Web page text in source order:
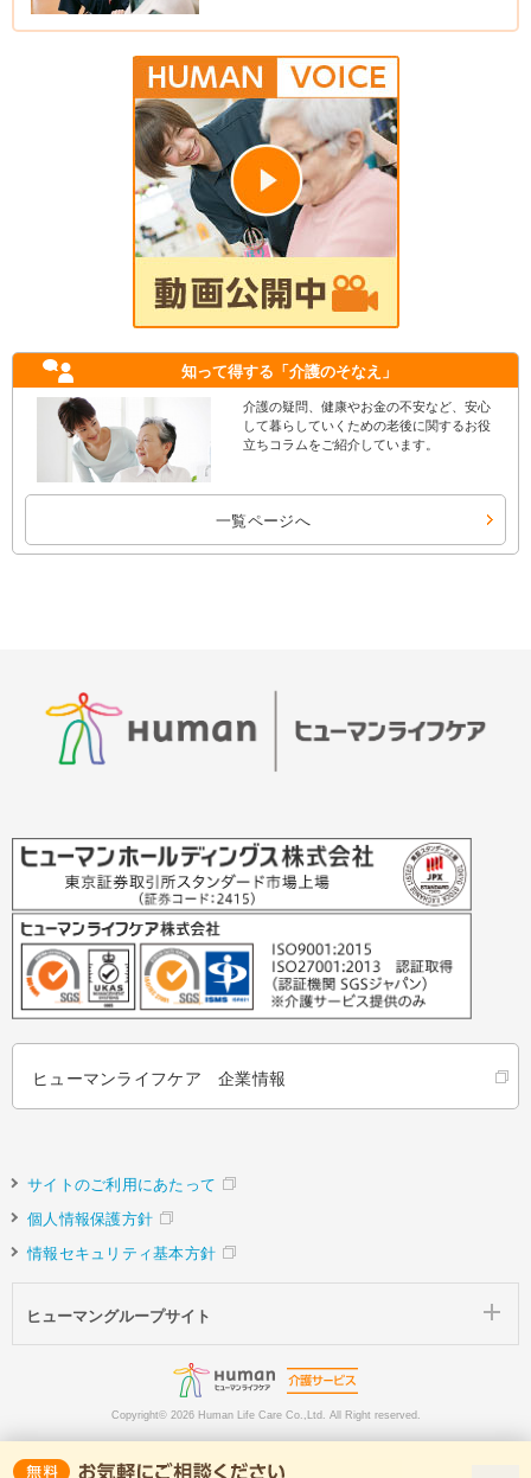
知って得する 「介護のそなえ」
介護の疑問、健康やお金の不安など、安心
して暮らしていくための老後に関するお役
立ちコラムをご紹介しています。
一覧ページへ
ヒューマンライフケア 企業情報
サイトのご利用にあたって
個人情報保護方針
情報セキュリティ基本方針
ヒューマングループサイト
Copyright© 2026 Human Life Care Co.,Ltd. All Right reserved.